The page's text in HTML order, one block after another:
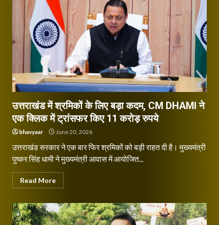
उत्तराखंड में श्रमिकों के लिए बड़ा कदम, CM DHAMI ने
एक क्लिक में ट्रांसफर किए 11 करोड़ रुपये
bhavyaar June 20, 2026
उत्तराखंड सरकार ने एक बार फिर श्रमिकों को बड़ी राहत दी है। मुख्यमंत्री
पुष्कर सिंह धामी ने मुख्यमंत्री आवास में आयोजित...
Read More